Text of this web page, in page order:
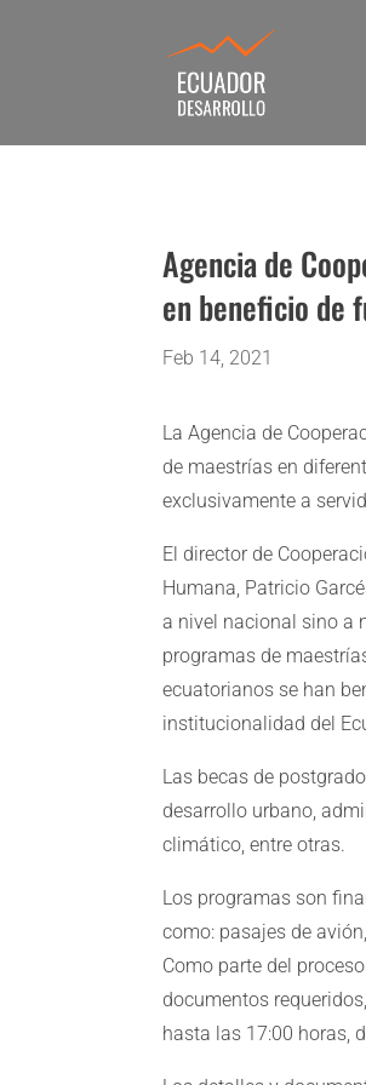
Agencia de
en beneficio de
Feb 14, 2021
La Agencia de
de maestrías en
exclusivamente a
El director de
Humana, Patricio
a nivel nacional sino a
programas de
ecuatorianos se han
institucionalidad del
Las becas de
desarrollo urbano,
climático, entre otras.
Los programas son
como: pasajes de
Como parte del
documentos
hasta las 17:00 horas,